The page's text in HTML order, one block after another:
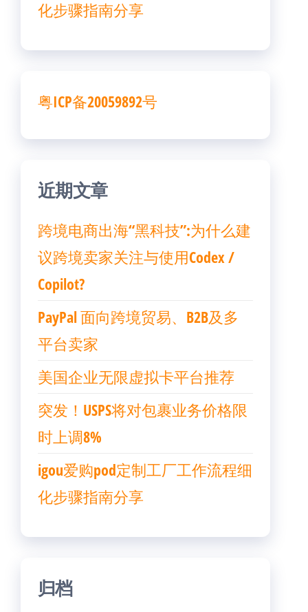
化步骤指南分享
粤ICP备20059892号
近期文章
跨境电商出海“黑科技”:为什么建
议跨境卖家关注与使用Codex /
Copilot?
PayPal 面向跨境贸易、B2B及多
平台卖家
美国企业无限虚拟卡平台推荐
突发！USPS将对包裹业务价格限
时上调8%
igou爱购pod定制工厂工作流程细
化步骤指南分享
归档